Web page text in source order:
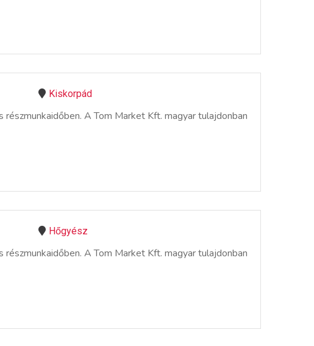
Kiskorpád
A Tom Market Kft. magyar tulajdonban
Hőgyész
A Tom Market Kft. magyar tulajdonban